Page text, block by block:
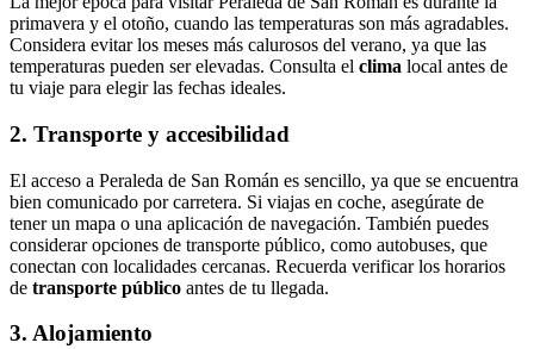
primavera y el otoño, cuando las temperaturas son más agradables.
Considera evitar los meses más calurosos del verano, ya que las
temperaturas pueden ser elevadas. Consulta el clima local antes de
tu viaje para elegir las fechas ideales.
2. Transporte y accesibilidad
El acceso a Peraleda de San Román es sencillo, ya que se encuentra
bien comunicado por carretera. Si viajas en coche, asegúrate de
tener un mapa o una aplicación de navegación. También puedes
considerar opciones de transporte público, como autobuses, que
conectan con localidades cercanas. Recuerda verificar los horarios
de transporte público antes de tu llegada.
3. Alojamiento